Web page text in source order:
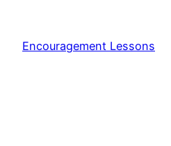
Encouragement Lessons